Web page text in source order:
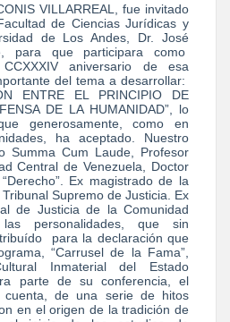
VILLARREAL, fue invitado
de Ciencias Jurídicas y
de Los Andes, Dr. José
para que participara como
aniversario de esa
del tema a desarrollar:
ENTRE EL PRINCIPIO DE
DE LA HUMANIDAD”, lo
generosamente, como en
ha aceptado. Nuestro
Summa Cum Laude, Profesor
Central de Venezuela, Doctor
Ex magistrado de la
Supremo de Justicia. Ex
de Justicia de la Comunidad
personalidades, que sin
para la declaración que
“Carrusel de la Fama”,
Inmaterial del Estado
parte de su conferencia, el
cuenta, de una serie de hitos
en el origen de la tradición de